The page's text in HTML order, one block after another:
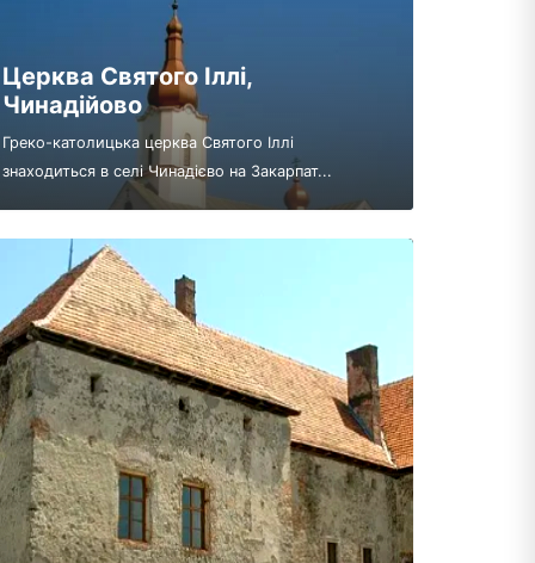
Церква Святого Іллі,
Чинадійово
Греко-католицька церква Святого Іллі
знаходиться в селі Чинадієво на Закарпат...